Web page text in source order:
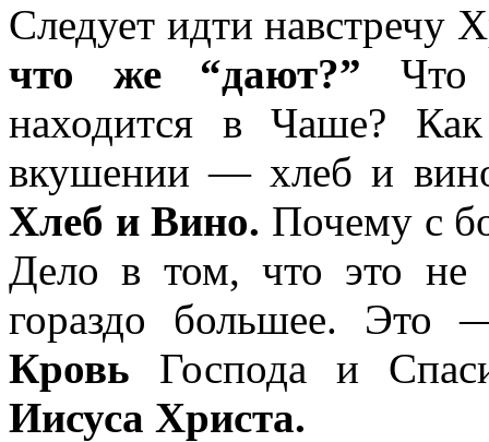
Следует идти навстречу
что же “дают?” Что
находится в Чаше?
вкушении — хлеб и
Хлеб и Вино. Почему с
Дело в том, что это не
гораздо большее. Это
Кровь Господа и
Иисуса Христа.